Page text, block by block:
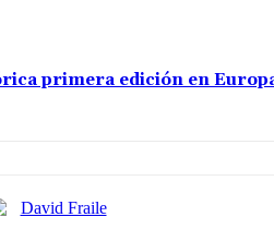
primera edición en